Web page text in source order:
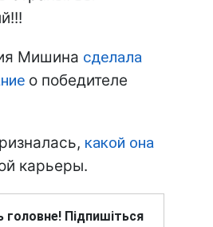
Мишина сделала
о победителе
какой она
карьеры.
головне! Підпишіться